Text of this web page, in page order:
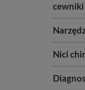
cewniki
Nici